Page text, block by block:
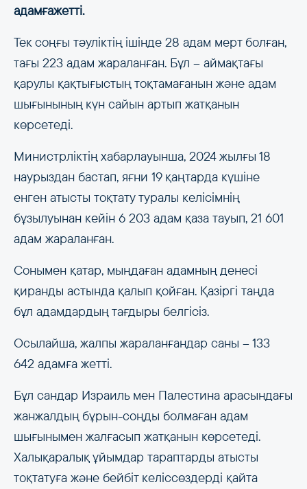
адамғажетті.
Тек соңғы тәуліктің ішінде 28 адам мерт болған,
тағы 223 адам жараланған. Бұл – аймақтағы
қарулы қақтығыстың тоқтамағанын және адам
шығынының күн сайын артып жатқанын
көрсетеді.
Министрліктің хабарлауынша, 2024 жылғы 18
наурыздан бастап, яғни 19 қаңтарда күшіне
енген атысты тоқтату туралы келісімнің
бұзылуынан кейін 6 203 адам қаза тауып, 21 601
адам жараланған.
Сонымен қатар, мыңдаған адамның денесі
қиранды астында қалып қойған. Қазіргі таңда
бұл адамдардың тағдыры белгісіз.
Осылайша, жалпы жараланғандар саны – 133
642 адамға жетті.
Бұл сандар Израиль мен Палестина арасындағы
жанжалдың бұрын-соңды болмаған адам
шығынымен жалғасып жатқанын көрсетеді.
Халықаралық ұйымдар тараптарды атысты
тоқтатуға және бейбіт келіссөздерді қайта